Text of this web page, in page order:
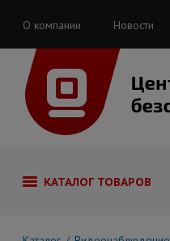
О компании Новости
КАТАЛОГ ТОВАРОВ